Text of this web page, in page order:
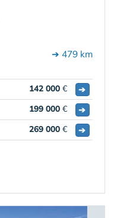
➔ 479 km
142 000 €
➔
199 000 €
➔
269 000 € ➔